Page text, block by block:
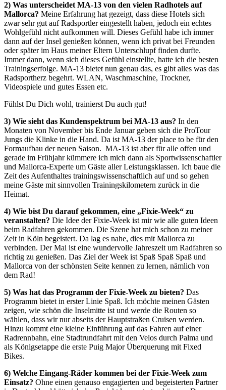
2) Was unterscheidet MA-13 von den vielen Radhotels auf
Mallorca? Meine Erfahrung hat gezeigt, dass diese Hotels sich
zwar sehr gut auf Radsportler eingestellt haben, jedoch ein echtes
Wohlgefühl nicht aufkommen will. Dieses Gefühl habe ich immer
dann auf der Insel genießen können, wenn ich privat bei Freunden
oder später im Haus meiner Eltern Unterschlupf finden durfte.
Immer dann, wenn sich dieses Gefühl einstellte, hatte ich die besten
Trainingserfolge. MA-13 bietet nun genau das, es gibt alles was das
Radsportherz begehrt. WLAN, Waschmaschine, Trockner,
Videospiele und gutes Essen etc.
Fühlst Du Dich wohl, trainierst Du auch gut!
3) Wie sieht das Kundenspektrum bei MA-13 aus? In den
Monaten von November bis Ende Januar geben sich die ProTour
Jungs die Klinke in die Hand. Da ist MA-13 der place to be für den
Formaufbau der neuen Saison. MA-13 ist aber für alle offen und
gerade im Frühjahr kümmere ich mich dann als Sportwissenschaftler
und Mallorca-Experte um Gäste aller Leistungsklassen. Ich baue die
Zeit des Aufenthaltes trainingswissenschaftlich auf und so gehen
meine Gäste mit sinnvollen Trainingskilometern zurück in die
Heimat.
4) Wie bist Du darauf gekommen, eine „Fixie-Week“ zu
veranstalten? Die Idee der Fixie-Week ist mir wie alle guten Ideen
beim Radfahren gekommen. Die Szene hat mich schon zu meiner
Zeit in Köln begeistert. Da lag es nahe, dies mit Mallorca zu
verbinden. Der Mai ist eine wundervolle Jahreszeit um Radfahren so
richtig zu genießen. Das Ziel der Week ist Spaß Spaß Spaß und
Mallorca von der schönsten Seite kennen zu lernen, nämlich von
dem Rad!
5) Was hat das Programm der Fixie-Week zu bieten? Das
Programm bietet in erster Linie Spaß. Ich möchte meinen Gästen
zeigen, wie schön die Inselmitte ist und werde die Routen so
wählen, dass wir nur abseits der Hauptstraßen Cruisen werden.
Hinzu kommt eine kleine Einführung auf das Fahren auf einer
Radrennbahn, eine Stadtrundfahrt mit den Velos durch Palma und
als Königsetappe die erste Puig Major Überquerung mit Fixed
Bikes.
6) Welche Eingang-Räder kommen bei der Fixie-Week zum
Einsatz? Ohne einen genauso engagierten und begeisterten Partner